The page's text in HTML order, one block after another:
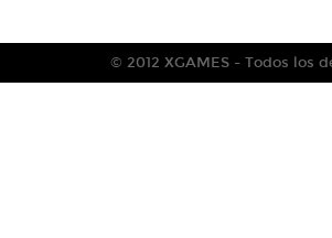
© 2012 XGAMES - Todos los